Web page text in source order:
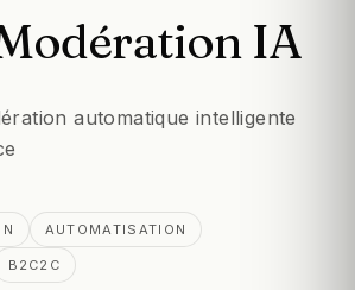
IA
automatique intelligente
AUTOMATISATION
B2C2C